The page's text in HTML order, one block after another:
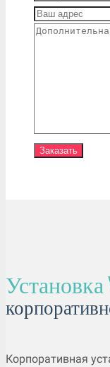
Корпоративная